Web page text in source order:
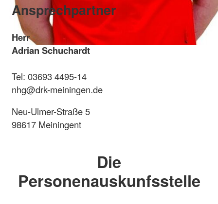
Ansprechpartner
Herr
Adrian Schuchardt
Tel: 03693 4495-14
nhg@drk-meiningen.de
Neu-Ulmer-Straße 5
98617 Meiningent
Die
Personenauskunfsstelle